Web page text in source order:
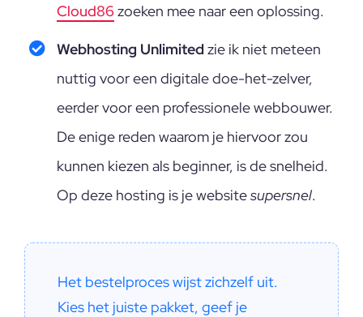
Cloud86 zoeken mee naar een oplossing.
Webhosting Unlimitedzie ik niet meteen
nuttig voor een digitale doe-het-zelver,
eerder voor een professionele webbouwer.
De enige reden waarom je hiervoor zou
kunnen kiezen als beginner, is de snelheid.
Op deze hosting is je websitesupersnel.
Het bestelproces wijst zichzelf uit.
Kies het juiste pakket, geef je